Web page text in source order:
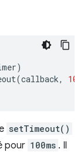
)
(callback, 100
setTimeout()
pour 100ms . Il